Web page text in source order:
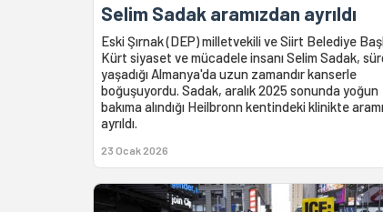
Selim Sadak aramızdan ayrıldı
Eski Şırnak (DEP) milletvekili ve Siirt Belediye
Kürt siyaset ve mücadele insanı Selim Sadak,
yaşadığı Almanya'da uzun zamandır kanserle
boğuşuyordu. Sadak, aralık 2025 sonunda yoğun
bakıma alındığı Heilbronn kentindeki klinikte
ayrıldı.
23 Ocak 2026